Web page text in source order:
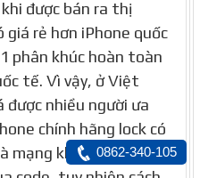
được bán ra thị
rẻ hơn iPhone quốc
phân khúc hoàn toàn
tế. Vì vậy, ở Việt
được nhiều người ưa
chính hãng lock có
mạng khác, bạn có
0862-340-105